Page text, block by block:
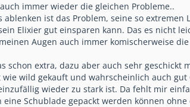
immer wieder die gleichen Probleme..
ist das Problem, seine so extremen
Elixier gut einsparen kann. Das es nicht
Augen auch immer komischerweise
schon extra, dazu aber auch sehr geschickt
wild gekauft und wahrscheinlich auch gut
wieder zu stark ist. Da fehlt mir
Schublade gepackt werden können ohne